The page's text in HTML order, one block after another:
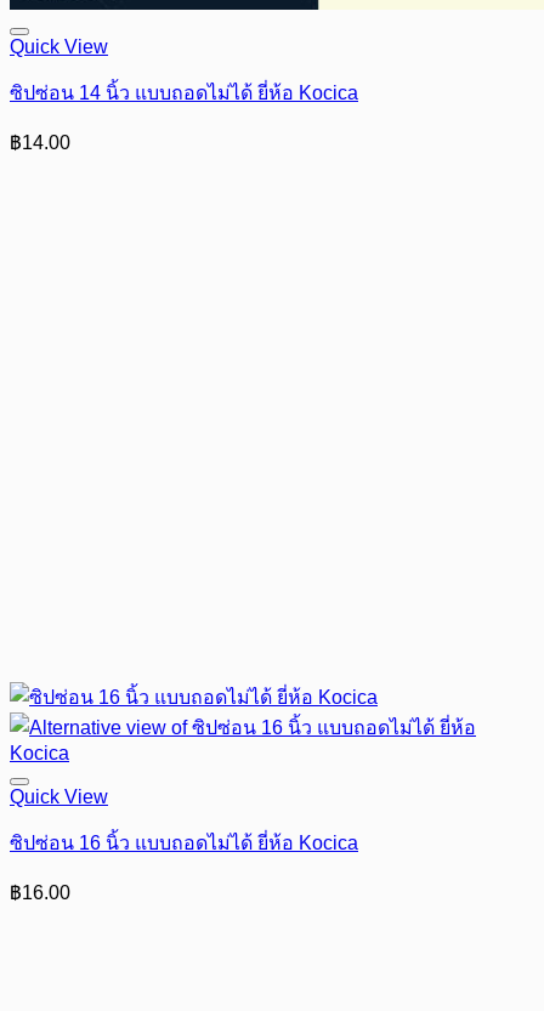
Quick View
ซิปซ่อน 14 นิ้ว แบบถอดไม่ได้ ยี่ห้อ Kocica
฿14.00
Quick View
ซิปซ่อน 16 นิ้ว แบบถอดไม่ได้ ยี่ห้อ Kocica
฿16.00